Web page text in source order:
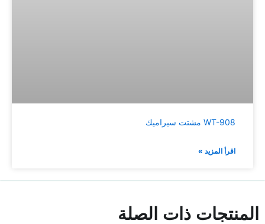
WT-908 مشتت سيراميك
اقرأ المزيد »
المنتجات ذات الصلة